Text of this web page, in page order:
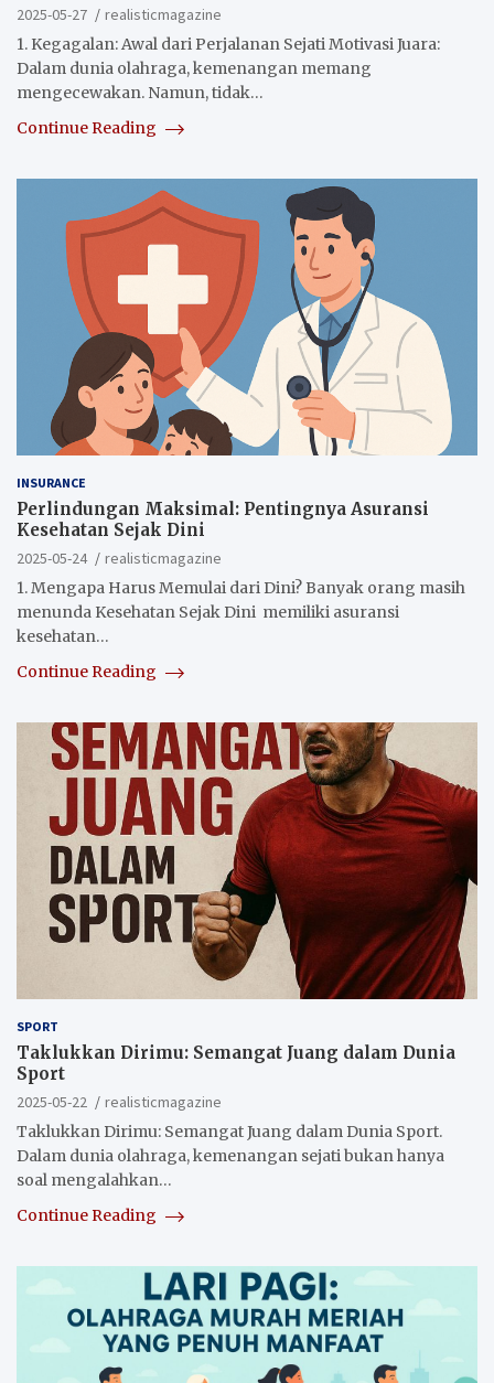
2025-05-27
realisticmagazine
1. Kegagalan: Awal dari Perjalanan Sejati Motivasi Juara:
Dalam dunia olahraga, kemenangan memang
mengecewakan. Namun, tidak…
Continue Reading
INSURANCE
Perlindungan Maksimal: Pentingnya Asuransi
Kesehatan Sejak Dini
2025-05-24
realisticmagazine
1. Mengapa Harus Memulai dari Dini? Banyak orang masih
menunda Kesehatan Sejak Dini memiliki asuransi
kesehatan…
Continue Reading
SPORT
Taklukkan Dirimu: Semangat Juang dalam Dunia
Sport
2025-05-22
realisticmagazine
Taklukkan Dirimu: Semangat Juang dalam Dunia Sport.
Dalam dunia olahraga, kemenangan sejati bukan hanya
soal mengalahkan…
Continue Reading